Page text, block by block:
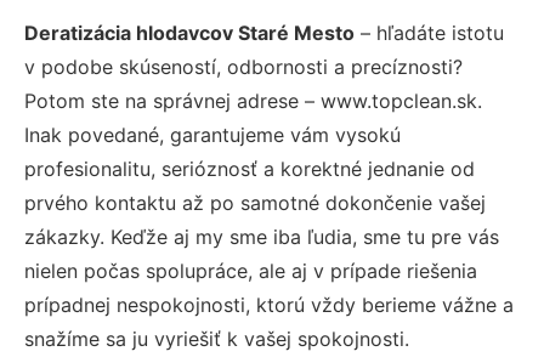
Deratizácia hlodavcov Staré Mesto – hľadáte istotu
v podobe skúseností, odbornosti a precíznosti?
Potom ste na správnej adrese – www.topclean.sk.
Inak povedané, garantujeme vám vysokú
profesionalitu, serióznosť a korektné jednanie od
prvého kontaktu až po samotné dokončenie vašej
zákazky. Keďže aj my sme iba ľudia, sme tu pre vás
nielen počas spolupráce, ale aj v prípade riešenia
prípadnej nespokojnosti, ktorú vždy berieme vážne a
snažíme sa ju vyriešiť k vašej spokojnosti.